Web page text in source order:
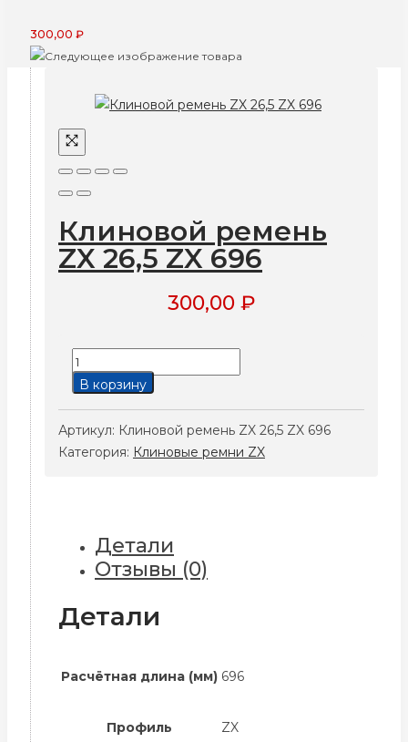
300,00 ₽
Клиновой ремень
ZX 26,5 ZX 696
300,00 ₽
Количество
товара
ремень
ZX
В корзину
Артикул: Клиновой ремень ZX 26,5 ZX 696
Категория: Клиновые ремни ZX
Детали
Отзывы (0)
Детали
Расчётная длина (мм) 696
Профиль ZX